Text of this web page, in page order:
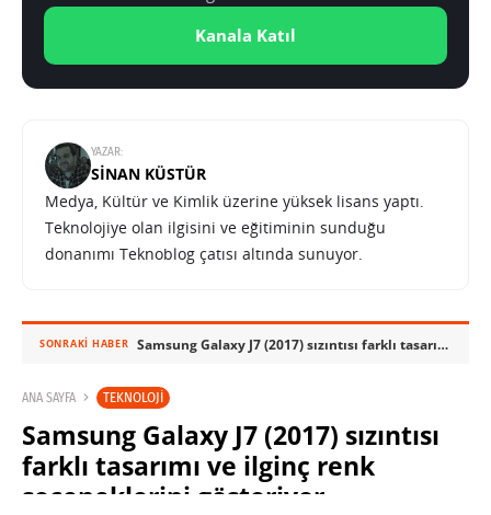
Kanala Katıl
YAZAR:
SINAN KÜSTÜR
Medya, Kültür ve Kimlik üzerine yüksek lisans yaptı.
Teknolojiye olan ilgisini ve eğitiminin sunduğu
donanımı Teknoblog çatısı altında sunuyor.
SONRAKI HABER Samsung Galaxy J7 (2017) sızıntısı farklı tasarımı ve ilginç renk seçeneklerini gösteriyor
ANA SAYFA TEKNOLOJI
Samsung Galaxy J7 (2017) sızıntısı
farklı tasarımı ve ilginç renk
seçeneklerini gösteriyor